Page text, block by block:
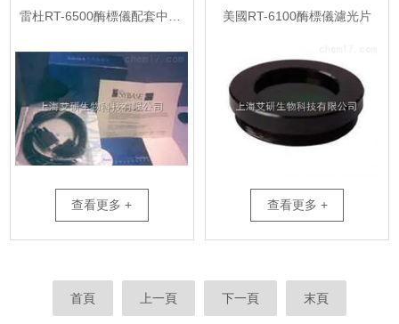
查看更多 +
美國RT-6100酶標儀濾光片
查看更多 +
首頁 上一頁 下一頁 末頁